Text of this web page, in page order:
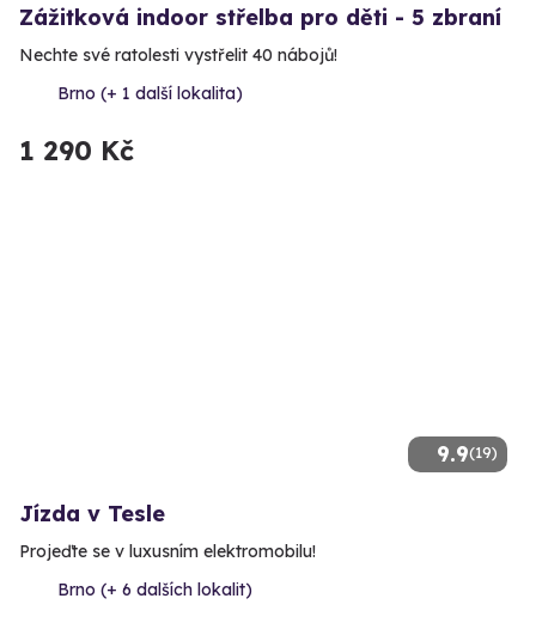
Zážitková indoor střelba pro děti - 5 zbraní
Nechte své ratolesti vystřelit 40 nábojů!
Brno (+ 1 další lokalita)
1 290 Kč
9.9(19)
Jízda v Tesle
Projeďte se v luxusním elektromobilu!
Brno (+ 6 dalších lokalit)